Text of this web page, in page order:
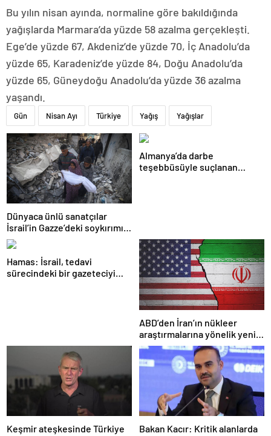
Bu yılın nisan ayında, normaline göre bakıldığında
yağışlarda Marmara’da yüzde 58 azalma gerçekleşti.
Ege’de yüzde 67, Akdeniz’de yüzde 70, İç Anadolu’da
yüzde 65, Karadeniz’de yüzde 84, Doğu Anadolu’da
yüzde 65, Güneydoğu Anadolu’da yüzde 36 azalma
yaşandı.
Gün Nisan Ayı Türkiye Yağış Yağışlar
Dünyaca ünlü sanatçılar
İsrail’in Gazze’deki soykırımını
kınadı
Almanya’da darbe
teşebbüsüyle suçlanan
Hamas: İsrail, tedavi
sürecindeki bir gazeteciyi
ABD’den İran’ın nükleer
araştırmalarına yönelik yeni
yaptırımlar
Keşmir ateşkesinde Türkiye
Bakan Kacır: Kritik alanlarda